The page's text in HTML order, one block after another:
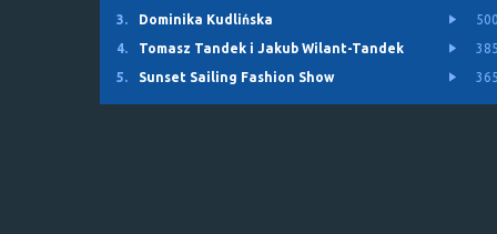
3.
Dominika Kudlińska
4.
Tomasz Tandek i Jakub Wilant-Tandek
5.
Sunset Sailing Fashion Show